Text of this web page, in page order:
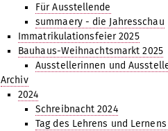
Für Ausstellende
summaery - die Jahresschau
Immatrikulationsfeier 2025
Bauhaus-Weihnachtsmarkt 2025
Ausstellerinnen und
Archiv
2024
Schreibnacht 2024
Tag des Lehrens und Lernens